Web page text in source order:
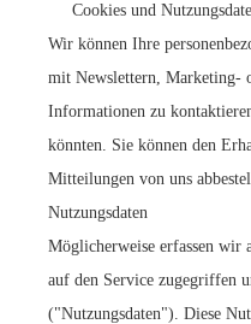
Cookies und
Wir können Ihre
mit Newslettern, Marketing-
Informationen zu
könnten. Sie können den
Mitteilungen von uns
Nutzungsdaten
Möglicherweise erfassen wir
auf den Service zugegriffen
("Nutzungsdaten"). Diese